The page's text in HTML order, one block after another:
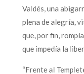
Valdés, una
plena de alegría,
que, por fin,
que impedía la
“Frente al